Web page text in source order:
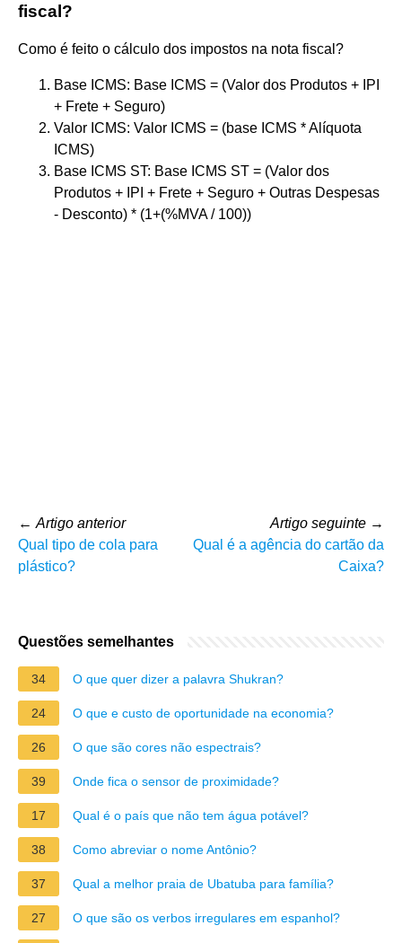
fiscal?
Como é feito o cálculo dos impostos na nota fiscal?
Base ICMS: Base ICMS = (Valor dos Produtos + IPI
+ Frete + Seguro)
Valor ICMS: Valor ICMS = (base ICMS * Alíquota
ICMS)
Base ICMS ST: Base ICMS ST = (Valor dos
Produtos + IPI + Frete + Seguro + Outras Despesas
- Desconto) * (1+(%MVA / 100))
← Artigo anterior
Qual tipo de cola para
plástico?
Artigo seguinte →
Qual é a agência do cartão da
Caixa?
Questões semelhantes
34 O que quer dizer a palavra Shukran?
24 O que e custo de oportunidade na economia?
26 O que são cores não espectrais?
39 Onde fica o sensor de proximidade?
17 Qual é o país que não tem água potável?
38 Como abreviar o nome Antônio?
37 Qual a melhor praia de Ubatuba para família?
27 O que são os verbos irregulares em espanhol?